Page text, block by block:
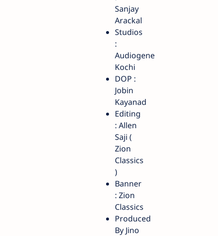
Sanjay
Arackal
Studios
:
Audiogene
Kochi
DOP :
Jobin
Kayanad
Editing
: Allen
Saji (
Zion
Classics
)
Banner
: Zion
Classics
Produced
By Jino